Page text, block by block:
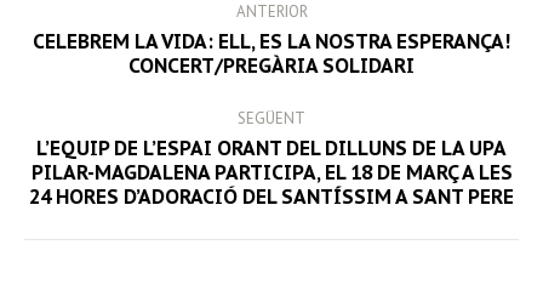
NAVIGATION
ANTERIOR
Previous
CELEBREM LA VIDA: ELL, ES LA NOSTRA ESPERANÇA!
CONCERT/PREGÀRIA SOLIDARI
SEGÜENT
Next
post:
L’EQUIP DE L’ESPAI ORANT DEL DILLUNS DE LA UPA
PILAR-MAGDALENA PARTICIPA, EL 18 DE MARÇ A LES
24 HORES D’ADORACIÓ DEL SANTÍSSIM A SANT PERE